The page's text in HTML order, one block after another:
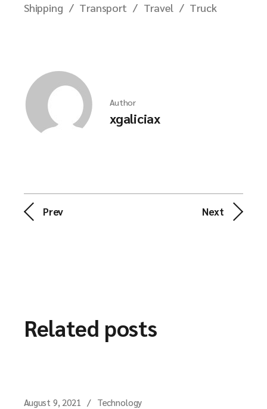
Shipping Transport Travel Truck
Author
xgaliciax
Prev Next
Related posts
August 9, 2021 Technology